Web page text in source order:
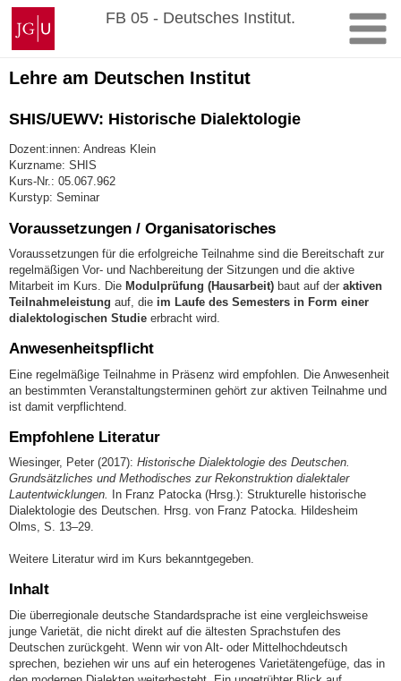
Zum
Inhalt
springen
Johannes
Gutenberg-
Universität
Mainz
FB 05 - Deutsches Institut.
Lehre am Deutschen Institut
SHIS/UEWV: Historische Dialektologie
Dozent:innen: Andreas Klein
Kurzname: SHIS
Kurs-Nr.: 05.067.962
Kurstyp: Seminar
Voraussetzungen / Organisatorisches
Voraussetzungen für die erfolgreiche Teilnahme sind die Bereitschaft zur
regelmäßigen Vor- und Nachbereitung der Sitzungen und die aktive
Mitarbeit im Kurs. Die Modulprüfung (Hausarbeit) baut auf der aktiven
Teilnahmeleistung auf, die im Laufe des Semesters in Form einer
dialektologischen Studie erbracht wird.
Anwesenheitspflicht
Eine regelmäßige Teilnahme in Präsenz wird empfohlen. Die Anwesenheit
an bestimmten Veranstaltungsterminen gehört zur aktiven Teilnahme und
ist damit verpflichtend.
Empfohlene Literatur
Wiesinger, Peter (2017): Historische Dialektologie des Deutschen.
Grundsätzliches und Methodisches zur Rekonstruktion dialektaler
Lautentwicklungen.
In Franz Patocka (Hrsg.): Strukturelle historische
Dialektologie des Deutschen. Hrsg. von Franz Patocka. Hildesheim
Olms, S. 13–29.
Weitere Literatur wird im Kurs bekanntgegeben.
Inhalt
Die überregionale deutsche Standardsprache ist eine vergleichsweise
junge Varietät, die nicht direkt auf die ältesten Sprachstufen des
Deutschen zurückgeht. Wenn wir von Alt- oder Mittelhochdeutsch
sprechen, beziehen wir uns auf ein heterogenes Varietätengefüge, das in